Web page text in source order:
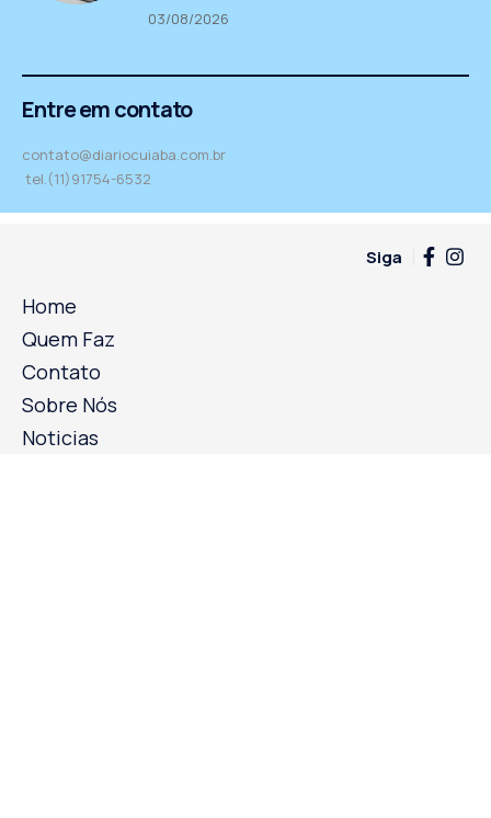
03/08/2026
Entre em contato
contato@diariocuiaba.com.br
tel.(11)91754-6532
Siga
Home
Quem Faz
Contato
Sobre Nós
Noticias